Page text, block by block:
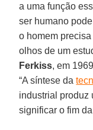
a uma função
ser humano
o homem
olhos de um
Ferkiss, em
“A síntese da
industrial produz
significar o fim